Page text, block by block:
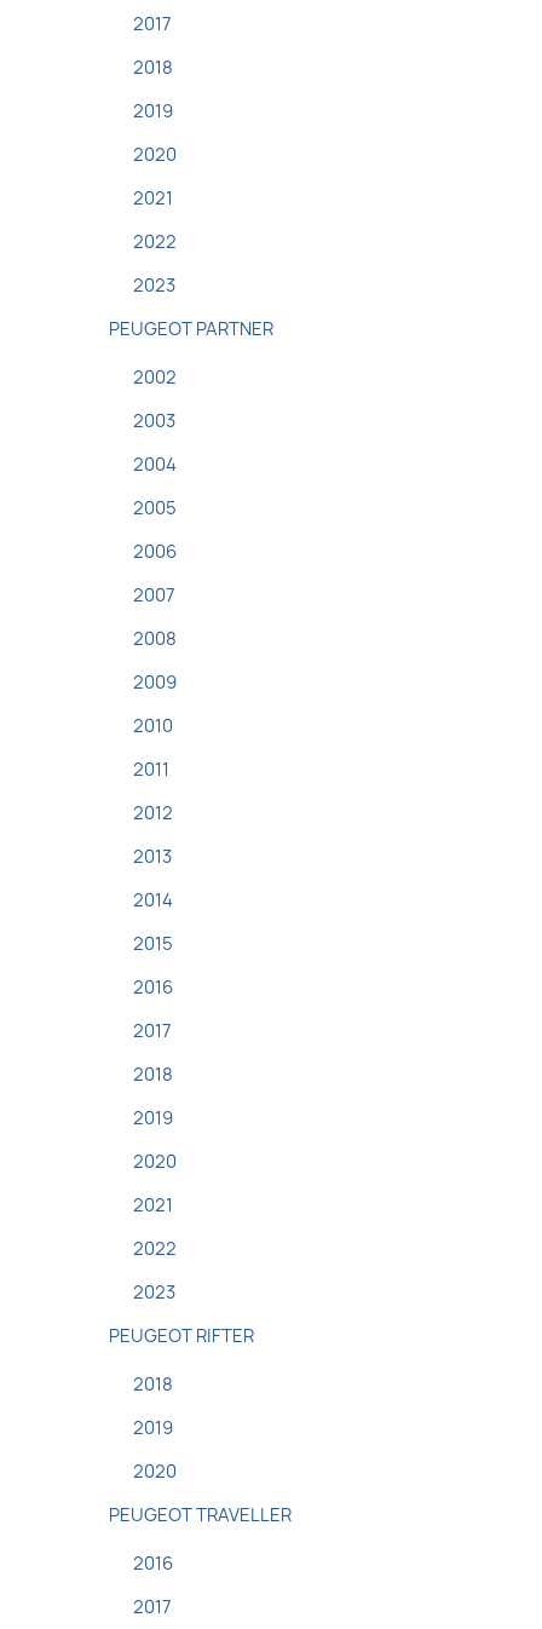
2017
2018
2019
2020
2021
2022
2023
PEUGEOT PARTNER
2002
2003
2004
2005
2006
2007
2008
2009
2010
2011
2012
2013
2014
2015
2016
2017
2018
2019
2020
2021
2022
2023
PEUGEOT RIFTER
2018
2019
2020
PEUGEOT TRAVELLER
2016
2017